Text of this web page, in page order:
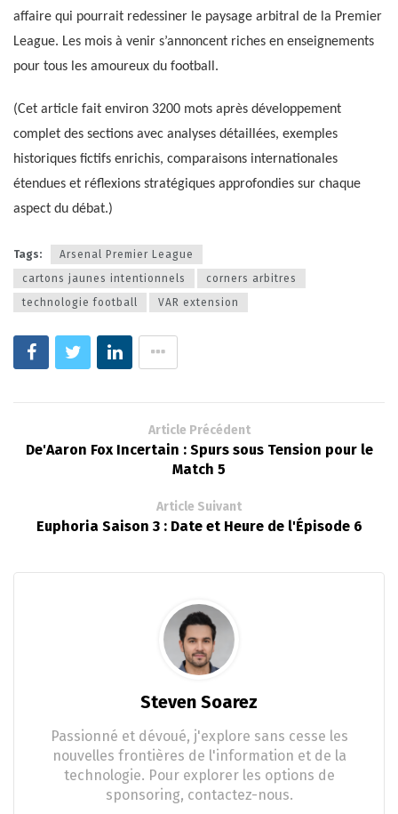
affaire qui pourrait redessiner le paysage arbitral de la Premier
League. Les mois à venir s’annoncent riches en enseignements
pour tous les amoureux du football.
(Cet article fait environ 3200 mots après développement
complet des sections avec analyses détaillées, exemples
historiques fictifs enrichis, comparaisons internationales
étendues et réflexions stratégiques approfondies sur chaque
aspect du débat.)
Tags:
Arsenal Premier League
cartons jaunes intentionnels
corners arbitres
technologie football
VAR extension
Article Précédent
De'Aaron Fox Incertain : Spurs sous Tension pour le
Match 5
Article Suivant
Euphoria Saison 3 : Date et Heure de l'Épisode 6
Steven Soarez
Passionné et dévoué, j'explore sans cesse les
nouvelles frontières de l'information et de la
technologie. Pour explorer les options de
sponsoring, contactez-nous.